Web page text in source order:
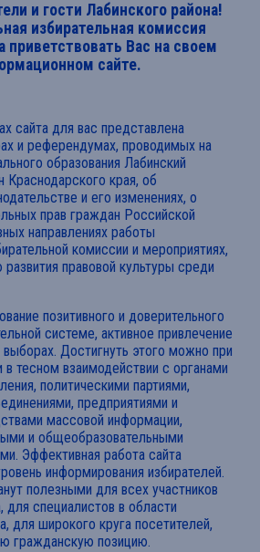
и гости Лабинского района!
избирательная комиссия
приветствовать Вас на своем
сайте.
сайта для вас представлена
и референдумах, проводимых на
образования Лабинский
Краснодарского края, об
и его изменениях, о
прав граждан Российской
направлениях работы
комиссии и мероприятиях,
правовой культуры среди
позитивного и доверительного
системе, активное привлечение
Достигнуть этого можно при
тесном взаимодействии с органами
политическими партиями,
предприятиями и
массовой информации,
и общеобразовательными
Эффективная работа сайта
информирования избирателей.
полезными для всех участников
специалистов в области
для широкого круга посетителей,
гражданскую позицию.